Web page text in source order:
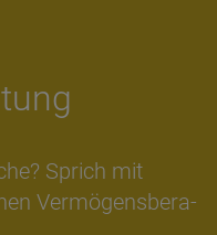
Sprich mit
Ver­mö­gens­be­ra­